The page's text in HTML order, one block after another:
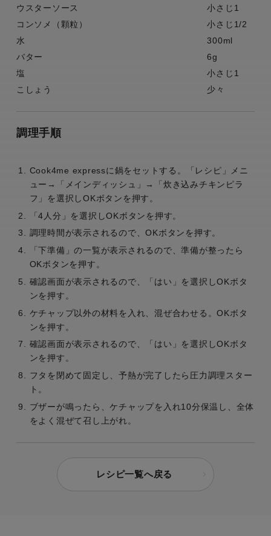
ウスターソース
小さじ1
コンソメ（顆粒）
小さじ1/2
水
300ml
バター
6g
塩
小さじ1
こしょう
少々
調理手順
Cook4me expressに鍋をセットする。「レシピ」メニ
ュー→「メインディッシュ」→「炊き込みチキンピラ
フ」を選択しOKボタンを押す。
「4人分」を選択しOKボタンを押す。
調理時間が表示されるので、OKボタンを押す。
「下準備」の一覧が表示されるので、準備が整ったら
OKボタンを押す。
確認画面が表示されるので、「はい」を選択しOKボタ
ンを押す。
ケチャップ以外の材料を入れ、混ぜ合わせる。OKボタ
ンを押す。
確認画面が表示されるので、「はい」を選択しOKボタ
ンを押す。
フタを閉めて固定し、予熱が完了したら圧力調理スター
ト。
ブザーが鳴ったら、ケチャップを入れ10分保温し、全体
をよく混ぜて召し上がれ。
レシピ一覧へ戻る